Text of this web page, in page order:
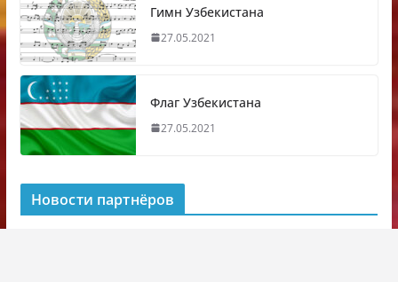
Гимн Узбекистана
27.05.2021
Флаг Узбекистана
27.05.2021
Новости партнёров